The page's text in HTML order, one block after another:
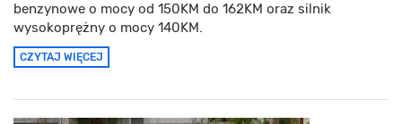
benzynowe o mocy od 150KM do 162KM oraz silnik
wysokoprężny o mocy 140KM.
CZYTAJ WIĘCEJ